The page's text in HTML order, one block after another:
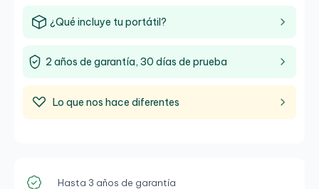
precios.El ZBook 15 llega con una especificación que
aplicaciones de trabajo, y que se combina con una
Cuenta con la tarjeta gráfica
2GB
específica para programas de diseño
¿Qué incluye tu portátil?
2 años de garantía, 30 días de prueba
Lo que nos hace diferentes
Hasta 3 años de garantía